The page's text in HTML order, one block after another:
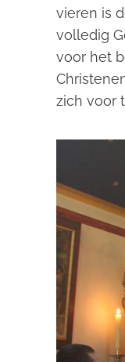
vieren is
volledig
voor het
zich voor